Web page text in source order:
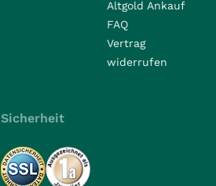
Altgold Ankauf
FAQ
Vertrag
widerrufen
Sicherheit